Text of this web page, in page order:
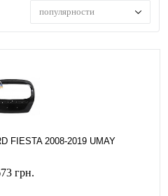
популярности
FIESTA 2008-2019 UMAY
грн.